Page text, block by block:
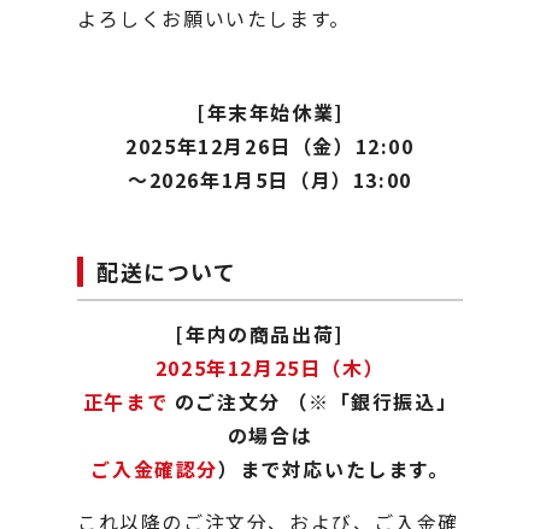
よろしくお願いいたします。
[年末年始休業]
2025年12月26日（金）12:00
～2026年1月5日（月）13:00
配送について
[年内の商品出荷]
2025年12月25日（木）
正午まで のご注文分 （※「銀行振込」
の場合は
ご入金確認分）まで対応いたします。
これ以降のご注文分、および、ご入金確